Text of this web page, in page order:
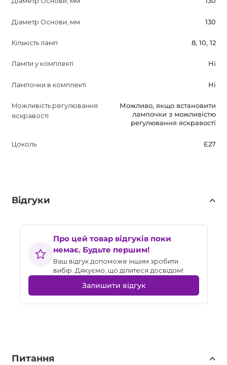
Діаметр Основи, мм 130
Кількість ламп 8, 10, 12
Лампи у комплекті Ні
Лампочки в комплекті Ні
Можливість регулювання
яскравості
Можливо, якщо встановити
лампочки з можливістю
регулювання яскравості
Цоколь E27
Відгуки
Про цей товар відгуків поки
немає. Будьте першим!
Ваш відгук допоможе іншим зробити
вибір. Дякуємо, що ділитеся досвідом!
Залишити відгук
Питання